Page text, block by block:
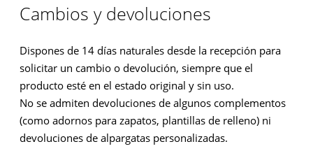
Cambios y devoluciones
Dispones de 14 días naturales desde la recepción para
solicitar un cambio o devolución, siempre que el
producto esté en el estado original y sin uso.
No se admiten devoluciones de algunos complementos
(como adornos para zapatos, plantillas de relleno) ni
devoluciones de alpargatas personalizadas.